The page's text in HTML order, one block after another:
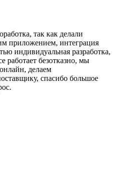
так как делали
приложением, интеграция
индивидуальная разработка,
работает безотказно, мы
делаем
спасибо большое